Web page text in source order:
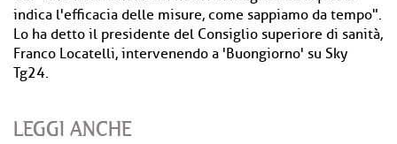
indica l'efficacia delle misure, come sappiamo da tempo".
Lo ha detto il presidente del Consiglio superiore di sanità,
Franco Locatelli, intervenendo a 'Buongiorno' su Sky
Tg24.
LEGGI ANCHE